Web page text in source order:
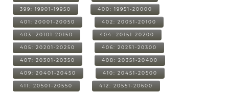
399: 19901-19950 400: 19951-20000
401: 20001-20050 402: 20051-20100
403: 20101-20150 404: 20151-20200
405: 20201-20250 406: 20251-20300
407: 20301-20350 408: 20351-20400
409: 20401-20450 410: 20451-20500
411: 20501-20550 412: 20551-20600